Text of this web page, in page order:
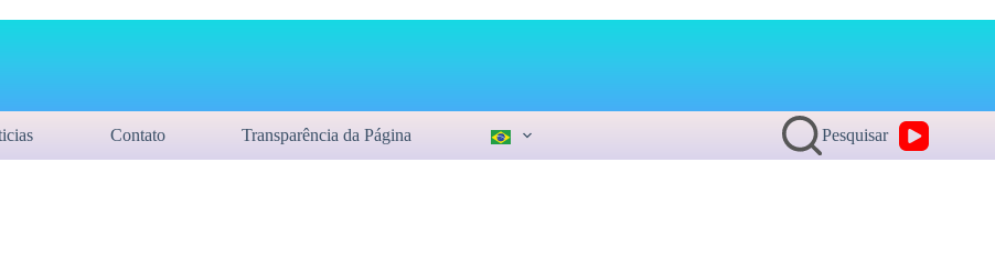
Contato Transparência da Página Pesquisar